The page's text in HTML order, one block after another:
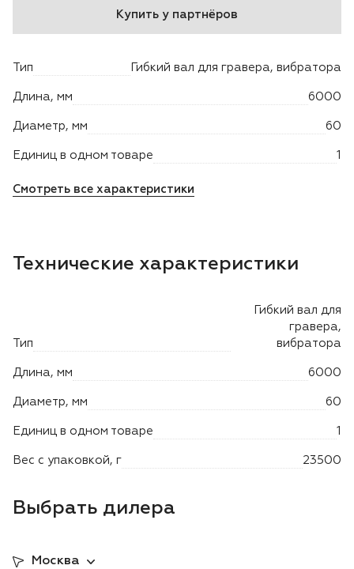
Двигатели
Аксессуары
Снегоотбрасыватели
Садовые ножницы
Высоторезы
Купить у партнёров
Тип Гибкий вал для гравера, вибратора
Длина, мм 6000
Диаметр, мм 60
Единиц в одном товаре 1
Смотреть все характеристики
Технические характеристики
Тип
Гибкий вал для
гравера,
вибратора
Длина, мм 6000
Диаметр, мм 60
Единиц в одном товаре 1
Вес с упаковкой, г 23500
Выбрать дилера
Москва